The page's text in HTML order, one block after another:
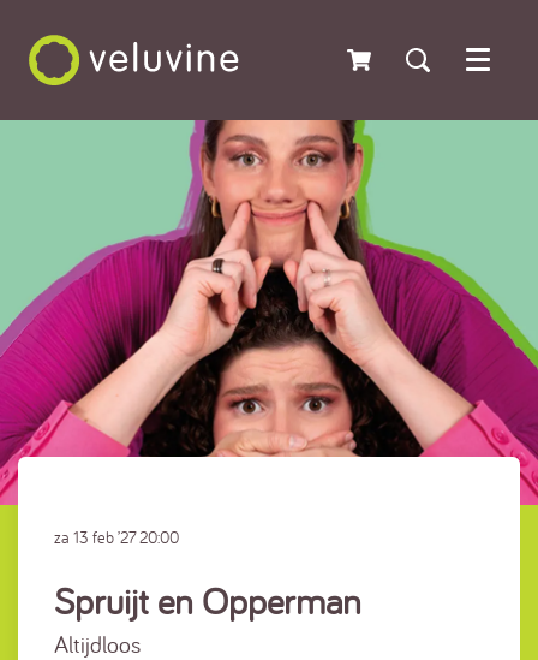
Menu
Spruijt en Opperman
Altijdloos
za 13 feb ’2720:00